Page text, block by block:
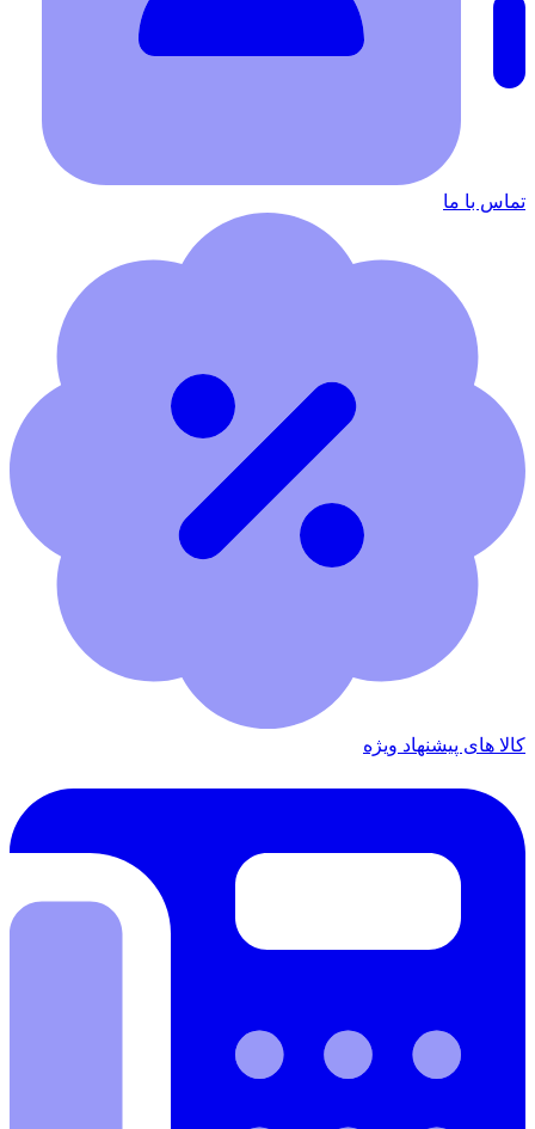
تماس با ما
کالا های پیشنهاد ویژه